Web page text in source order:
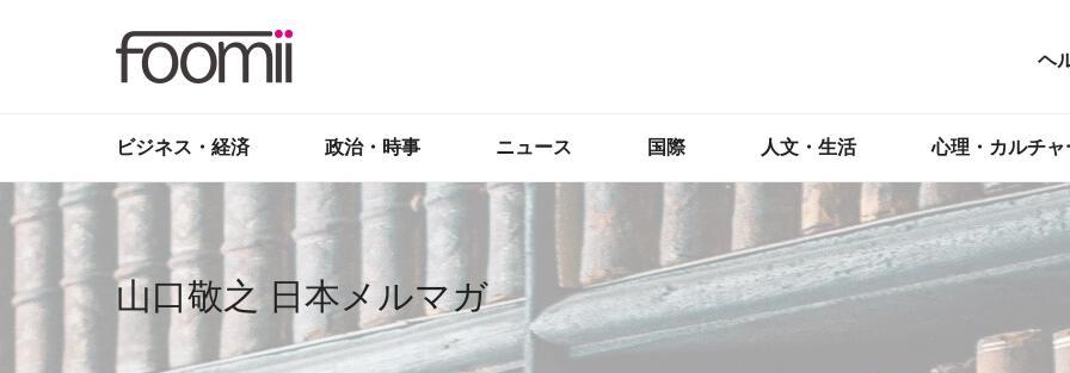
ヘ
ビジネス・経済 政治・時事 ニュース 国際 人文・生活 心理・カルチャ
山口敬之 日本メルマガ